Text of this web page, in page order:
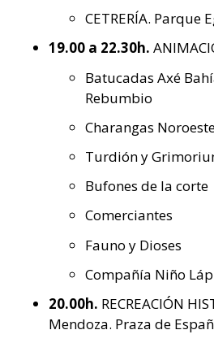
CETRERÍA. Parque
19.00 a 22.30h.
Batucadas Axé
Rebumbio
Charangas
Turdión y
Bufones de la corte
Comerciantes
Fauno y Dioses
Compañía Niño
20.00h. RECREACIÓN
Mendoza. Praza de